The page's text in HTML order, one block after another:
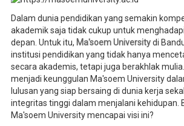
Dalam dunia pendidikan yang semakin
akademik saja tidak cukup untuk
depan. Untuk itu, Ma'soem Universitydi
institusi pendidikan yang tidak hanya
secara akademis, tetapi juga berakhlak
menjadi keunggulan Ma'soem University
lulusan yang siap bersaing di dunia kerja
integritas tinggi dalam menjalani kehidupan.
Ma'soem University mencapai visi ini?